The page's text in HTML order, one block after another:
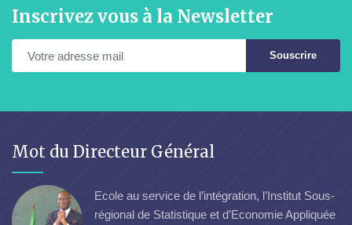
Inscrivez vous à la Newsletter
Souscrire
Mot du Directeur Général
Ecole au service de l’intégration, l’Institut Sous-
régional de Statistique et d’Economie Appliquée